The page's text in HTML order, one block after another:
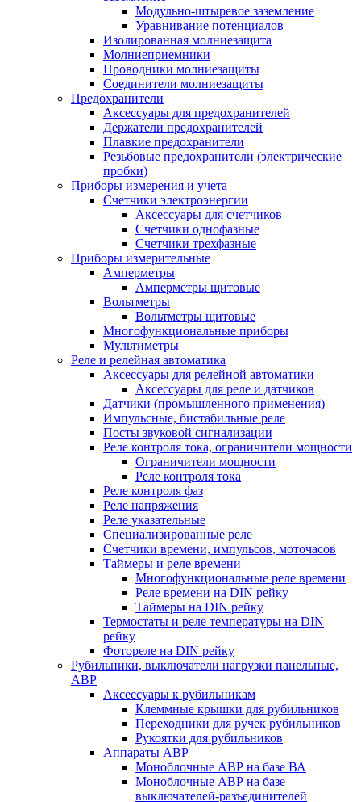
Модульно-штыревое заземление
Уравнивание потенциалов
Изолированная молниезащита
Молниеприемники
Проводники молниезащиты
Соединители молниезащиты
Предохранители
Аксессуары для предохранителей
Держатели предохранителей
Плавкие предохранители
Резьбовые предохранители (электрические
пробки)
Приборы измерения и учета
Счетчики электроэнергии
Аксессуары для счетчиков
Счетчики однофазные
Счетчики трехфазные
Приборы измерительные
Амперметры
Амперметры щитовые
Вольтметры
Вольтметры щитовые
Многофункциональные приборы
Мультиметры
Реле и релейная автоматика
Аксессуары для релейной автоматики
Аксессуары для реле и датчиков
Датчики (промышленного применения)
Импульсные, бистабильные реле
Посты звуковой сигнализации
Реле контроля тока, ограничители мощности
Ограничители мощности
Реле контроля тока
Реле контроля фаз
Реле напряжения
Реле указательные
Специализированные реле
Счетчики времени, импульсов, моточасов
Таймеры и реле времени
Многофункциональные реле времени
Реле времени на DIN рейку
Таймеры на DIN рейку
Термостаты и реле температуры на DIN
рейку
Фотореле на DIN рейку
Рубильники, выключатели нагрузки панельные,
АВР
Аксессуары к рубильникам
Клеммные крышки для рубильников
Переходники для ручек рубильников
Рукоятки для рубильников
Аппараты АВР
Моноблочные АВР на базе ВА
Моноблочные АВР на базе
выключателей-разъединителей